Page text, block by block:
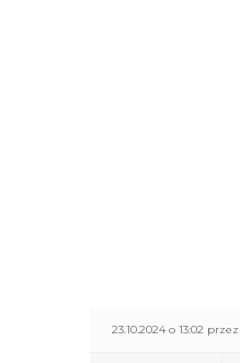
23.10.2024 o 13:02 przez